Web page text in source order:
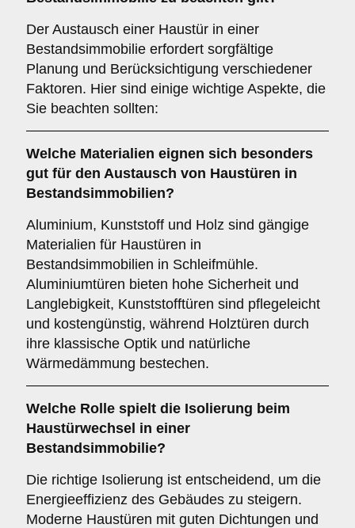
Der Austausch einer Haustür in einer
Bestandsimmobilie erfordert sorgfältige
Planung und Berücksichtigung verschiedener
Faktoren. Hier sind einige wichtige Aspekte, die
Sie beachten sollten:
Welche Materialien eignen sich besonders
gut für den Austausch von Haustüren in
Bestandsimmobilien?
Aluminium, Kunststoff und Holz sind gängige
Materialien für Haustüren in
Bestandsimmobilien in Schleifmühle.
Aluminiumtüren bieten hohe Sicherheit und
Langlebigkeit, Kunststofftüren sind pflegeleicht
und kostengünstig, während Holztüren durch
ihre klassische Optik und natürliche
Wärmedämmung bestechen.
Welche Rolle spielt die Isolierung beim
Haustürwechsel in einer
Bestandsimmobilie?
Die richtige Isolierung ist entscheidend, um die
Energieeffizienz des Gebäudes zu steigern.
Moderne Haustüren mit guten Dichtungen und